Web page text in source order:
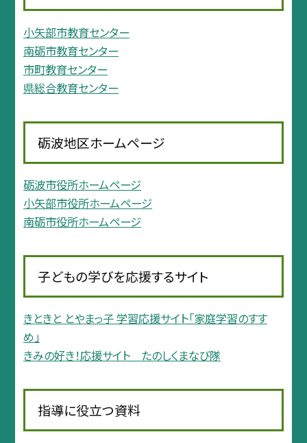
小矢部市教育センター
南砺市教育センター
市町教育センター
県総合教育センター
砺波地区ホームページ
砺波市役所ホームページ
小矢部市役所ホームページ
南砺市役所ホームページ
子どもの学びを応援するサイト
きときと とやまっ子 学習応援サイト「家庭学習のすす
め」
きみの好き！応援サイト たのしくまなび隊
指導に役立つ資料